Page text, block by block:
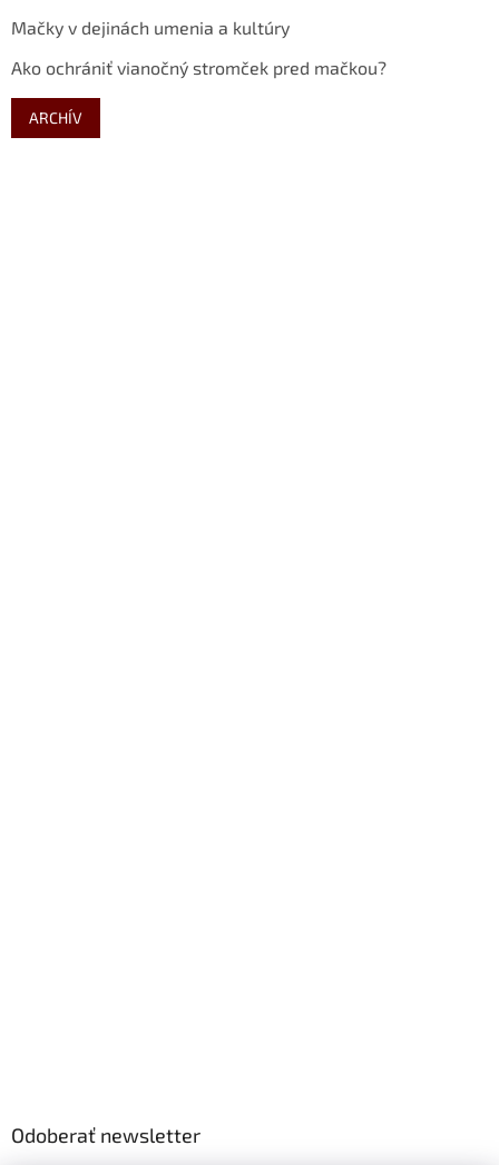
Mačky v dejinách umenia a kultúry
Ako ochrániť vianočný stromček pred mačkou?
ARCHÍV
Odoberať newsletter